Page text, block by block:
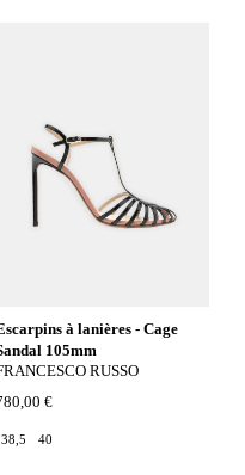
à lanières - Cage
105mm
RUSSO
€
38,5 40